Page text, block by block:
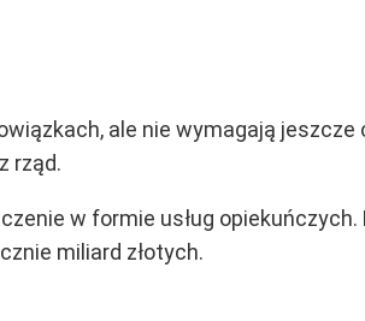
ale nie wymagają jeszcze
rząd.
w formie usług opiekuńczych.
miliard złotych.